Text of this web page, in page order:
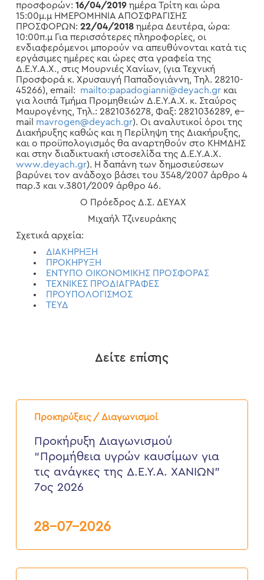
προσφορών: 16/04/2019ημέρα Τρίτη και ώρα
15:00μ.μ ΗΜΕΡΟΜΗΝΙΑ ΑΠΟΣΦΡΑΓΙΣΗΣ
ΠΡΟΣΦΟΡΩΝ: 22/04/2018ημέρα Δευτέρα, ώρα:
10:00π.μ Για περισσότερες πληροφορίες, οι
ενδιαφερόμενοι μπορούν να απευθύνονται κατά τις
εργάσιμες ημέρες και ώρες στα γραφεία της
Δ.Ε.Υ.Α.Χ., στις Μουρνιές Χανίων, (για Τεχνική
Προσφορά κ. Χρυσαυγή Παπαδογιάννη, Τηλ. 28210-
45266), email : mailto:papadogianni@deyach.grκαι
για λοιπά Τμήμα Προμηθειών Δ.Ε.Υ.Α.Χ. κ. Σταύρος
Μαυρογένης, Τηλ.: 2821036278, Φαξ: 2821036289, e–
mail
mavrogen@deyach.gr). Οι αναλυτικοί όροι της
Διακήρυξης καθώς και η Περίληψη της Διακήρυξης,
και ο προϋπολογισμός θα αναρτηθούν στο ΚΗΜΔΗΣ
και στην διαδικτυακή ιστοσελίδα της Δ.Ε.Υ.Α.Χ.
www.deyach.gr). Η δαπάνη των δημοσιεύσεων
βαρύνει τον ανάδοχο βάσει του 3548/2007 άρθρο 4
παρ.3 και ν.3801/2009 άρθρο 46.
Ο Πρόεδρος Δ.Σ. ΔΕΥΑΧ
Μιχαήλ Τζινευράκης
Σχετικά αρχεία:
ΔΙΑΚΗΡΗΞΗ
ΠΡΟΚΗΡΥΞΗ
ΕΝΤΥΠΟ ΟΙΚΟΝΟΜΙΚΗΣ ΠΡΟΣΦΟΡΑΣ
ΤΕΧΝΙΚΕΣ ΠΡΟΔΙΑΓΡΑΦΕΣ
ΠΡΟΥΠΟΛΟΓΙΣΜΟΣ
ΤΕΥΔ
Δείτε επίσης
Προκηρύξεις / Διαγωνισμοί
Προκήρυξη
Διαγωνισμού
υγρών
καυσίμων
ανάγκες
2026
Προκήρυξη Διαγωνισμού
“Προμήθεια υγρών καυσίμων για
τις ανάγκες της Δ.Ε.Υ.Α. ΧΑΝΙΩΝ”
7ος 2026
28-07-2026
ΠΡΟΚΗΡΥΞΗ